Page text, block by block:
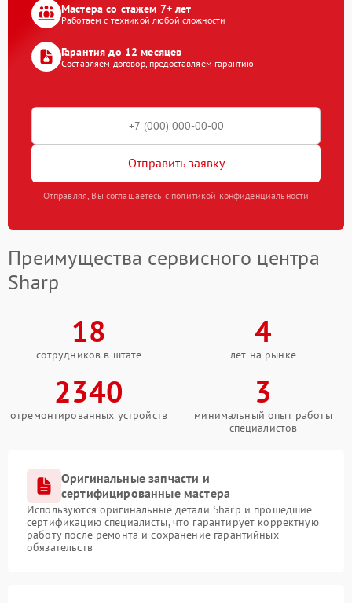
Мастера со стажем 7+ лет
Работаем с техникой любой сложности
Гарантия до 12 месяцев
Составляем договор, предоставляем гарантию
Отправить заявку
Отправляя, Вы соглашаетесь с политикой конфиденциальности
Преимущества сервисного центра
Sharp
18
сотрудников в штате
4
лет на рынке
2340
отремонтированных устройств
3
минимальный опыт работы
специалистов
Оригинальные запчасти и
сертифицированные мастера
Используются оригинальные детали Sharp и прошедшие
сертификацию специалисты, что гарантирует корректную
работу после ремонта и сохранение гарантийных
обязательств